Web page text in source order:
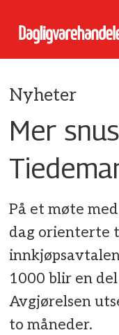
Nyheter
Mer
På et møte
dag orienterte
1000 blir en
Avgjørelsen
to måneder.